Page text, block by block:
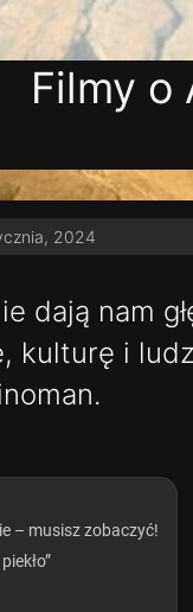
Filmy o
2024
dają nam
kulturę i
– musisz zobaczyć!